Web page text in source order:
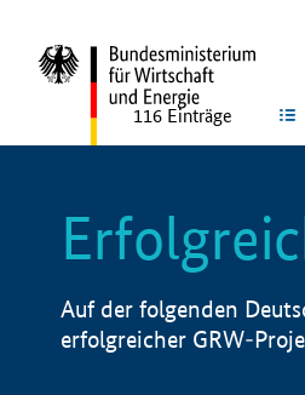
116 Einträge
Auf der folgenden
erfolgreicher GRW-